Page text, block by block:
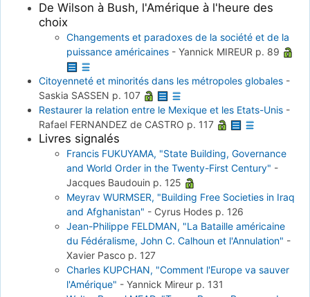
De Wilson à Bush, l'Amérique à l'heure des
choix
Changements et paradoxes de la société et de la
puissance américaines - Yannick MIREUR p. 89
Citoyenneté et minorités dans les métropoles globales -
Saskia SASSEN p. 107
Restaurer la relation entre le Mexique et les Etats-Unis -
Rafael FERNANDEZ de CASTRO p. 117
Livres signalés
Francis FUKUYAMA, "State Building, Governance
and World Order in the Twenty-First Century" -
Jacques Baudouin p. 125
Meyrav WURMSER, "Building Free Societies in Iraq
and Afghanistan" - Cyrus Hodes p. 126
Jean-Philippe FELDMAN, "La Bataille américaine
du Fédéralisme, John C. Calhoun et l'Annulation" -
Xavier Pasco p. 127
Charles KUPCHAN, "Comment l'Europe va sauver
l'Amérique" - Yannick Mireur p. 131